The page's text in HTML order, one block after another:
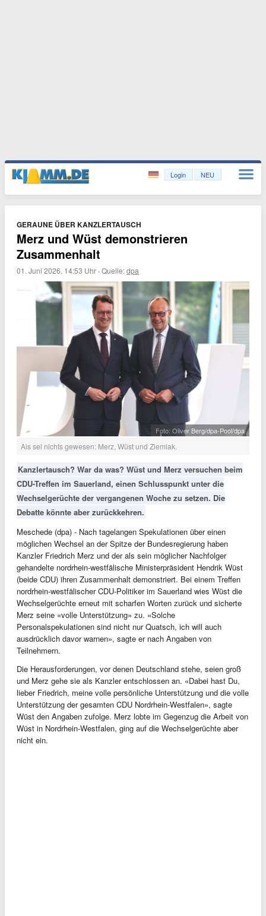
Login NEU
GERAUNE ÜBER KANZLERTAUSCH
Merz und Wüst demonstrieren
Zusammenhalt
01. Juni 2026, 14:53 Uhr ·Quelle:dpa
Foto: Oliver Berg/dpa-Pool/dpa
Als sei nichts gewesen: Merz, Wüst und Ziemiak.
Kanzlertausch? War da was? Wüst und Merz versuchen beim
CDU-Treffen im Sauerland, einen Schlusspunkt unter die
Wechselgerüchte der vergangenen Woche zu setzen. Die
Debatte könnte aber zurückkehren.
Meschede (dpa) - Nach tagelangen Spekulationen über einen
möglichen Wechsel an der Spitze der Bundesregierung haben
Kanzler Friedrich Merz und der als sein möglicher Nachfolger
gehandelte nordrhein-westfälische Ministerpräsident Hendrik Wüst
(beide CDU) ihren Zusammenhalt demonstriert. Bei einem Treffen
nordrhein-westfälischer CDU-Politiker im Sauerland wies Wüst die
Wechselgerüchte erneut mit scharfen Worten zurück und sicherte
Merz seine «volle Unterstützung» zu. «Solche
Personalspekulationen sind nicht nur Quatsch, ich will auch
ausdrücklich davor warnen», sagte er nach Angaben von
Teilnehmern.
Die Herausforderungen, vor denen Deutschland stehe, seien groß
und Merz gehe sie als Kanzler entschlossen an. «Dabei hast Du,
lieber Friedrich, meine volle persönliche Unterstützung und die volle
Unterstützung der gesamten CDU Nordrhein-Westfalen», sagte
Wüst den Angaben zufolge. Merz lobte im Gegenzug die Arbeit von
Wüst in Nordrhein-Westfalen, ging auf die Wechselgerüchte aber
nicht ein.